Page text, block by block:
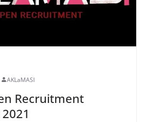
AKLaMASI
Recruitment